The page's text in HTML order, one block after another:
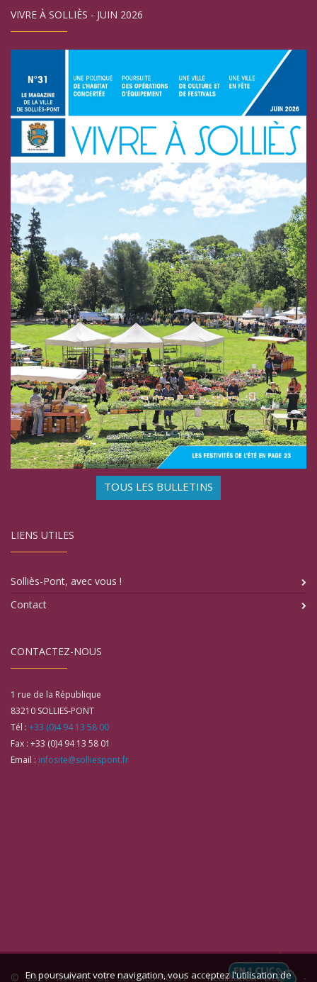
VIVRE À SOLLIÈS - JUIN 2026
TOUS LES BULLETINS
LIENS UTILES
Solliès-Pont, avec vous !
Contact
CONTACTEZ-NOUS
1 rue de la République
83210 SOLLIES-PONT
Tél : +33 (0)4 94 13 58 00
Fax : +33 (0)4 94 13 58 01
Email : infosite@solliespont.fr
© 2021 MAIRIE DE SOLLIES-PONT -Réalisation Bexter-
En poursuivant votre navigation, vous acceptez l'utilisation de